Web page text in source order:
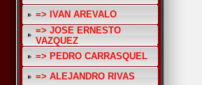
=> IVAN AREVALO
=> JOSE ERNESTO
VAZQUEZ
=> PEDRO CARRASQUEL
=> ALEJANDRO RIVAS